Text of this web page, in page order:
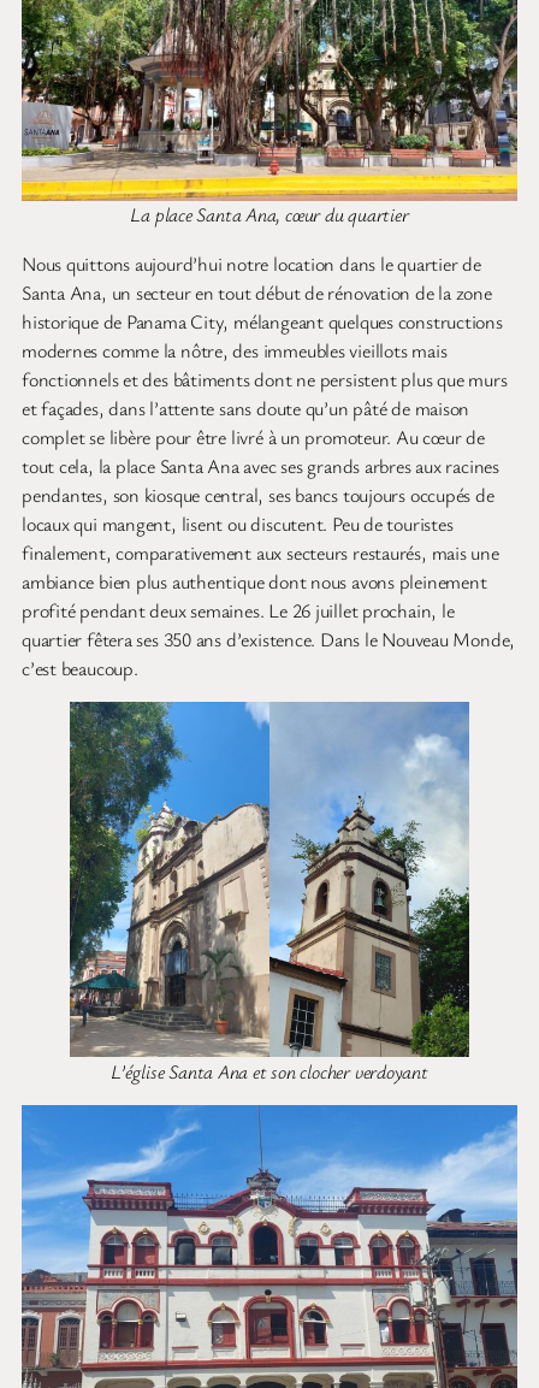
La place Santa Ana, cœur du quartier
Nous quittons aujourd’hui notre location dans le quartier de
Santa Ana, un secteur en tout début de rénovation de la zone
historique de Panama City, mélangeant quelques constructions
modernes comme la nôtre, des immeubles vieillots mais
fonctionnels et des bâtiments dont ne persistent plus que murs
et façades, dans l’attente sans doute qu’un pâté de maison
complet se libère pour être livré à un promoteur. Au cœur de
tout cela, la place Santa Ana avec ses grands arbres aux racines
pendantes, son kiosque central, ses bancs toujours occupés de
locaux qui mangent, lisent ou discutent. Peu de touristes
finalement, comparativement aux secteurs restaurés, mais une
ambiance bien plus authentique dont nous avons pleinement
profité pendant deux semaines. Le 26 juillet prochain, le
quartier fêtera ses 350 ans d’existence. Dans le Nouveau Monde,
c’est beaucoup.
L’église Santa Ana et son clocher verdoyant